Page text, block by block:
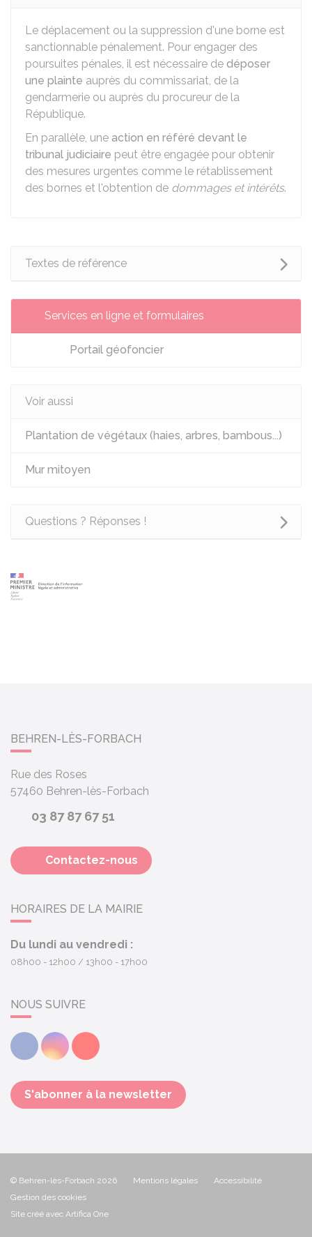
Le déplacement ou la suppression d'une borne est
sanctionnable pénalement. Pour engager des
poursuites pénales, il est nécessaire de déposer
une plainte auprès du commissariat, de la
gendarmerie ou auprès du procureur de la
République.
En parallèle, une action en référé devant le
tribunal judiciaire peut être engagée pour obtenir
des mesures urgentes comme le rétablissement
des bornes et l'obtention de dommages et intérêts.
Textes de référence
Services en ligne et formulaires
Portail géofoncier
Voir aussi
Plantation de végétaux (haies, arbres, bambous...)
Mur mitoyen
Questions ? Réponses !
BEHREN-LÈS-FORBACH
Rue des Roses
57460 Behren-lès-Forbach
03 87 87 67 51
Contactez-nous
HORAIRES DE LA MAIRIE
Du lundi au vendredi :
08h00 - 12h00 13h00 - 17h00
NOUS SUIVRE
FacebookInstagramYoutube
S'abonner à la newsletter
© Behren-lès-Forbach 2026 Mentions légales
Accessibilité
Gestion des cookies
Site créé avec Artifica One